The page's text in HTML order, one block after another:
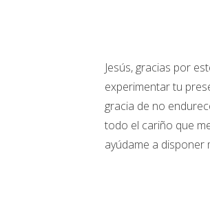
Jesús, gracias por
experimentar tu
gracia de no
todo el cariño que
ayúdame a disponer